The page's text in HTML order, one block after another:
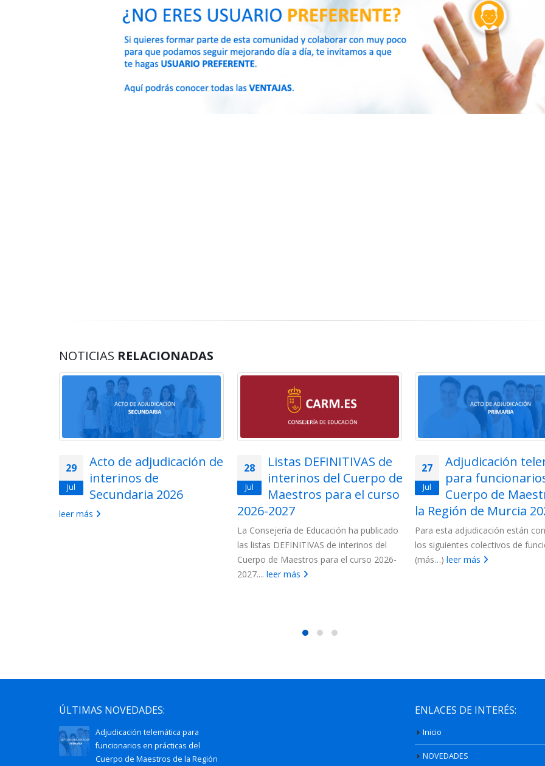
NOTICIAS RELACIONADAS
29
Jul
Acto de adjudicación de
interinos de
Secundaria 2026
leer más
28
Jul
Listas DEFINITIVAS de
interinos del Cuerpo de
Maestros para el curso
2026-2027
La Consejería de Educación ha publicado
las listas DEFINITIVAS de interinos del
Cuerpo de Maestros para el curso 2026-
2027.... leer más
27
Jul
Adjudicación
para
Cuerpo de
la Región de Murcia
Para esta adjudicación están
los siguientes colectivos de
(más…) leer más
ÚLTIMAS NOVEDADES:
Adjudicación telemática para
funcionarios en prácticas del
Cuerpo de Maestros de la Región
ENLACES DE INTERÉS:
Inicio
NOVEDADES